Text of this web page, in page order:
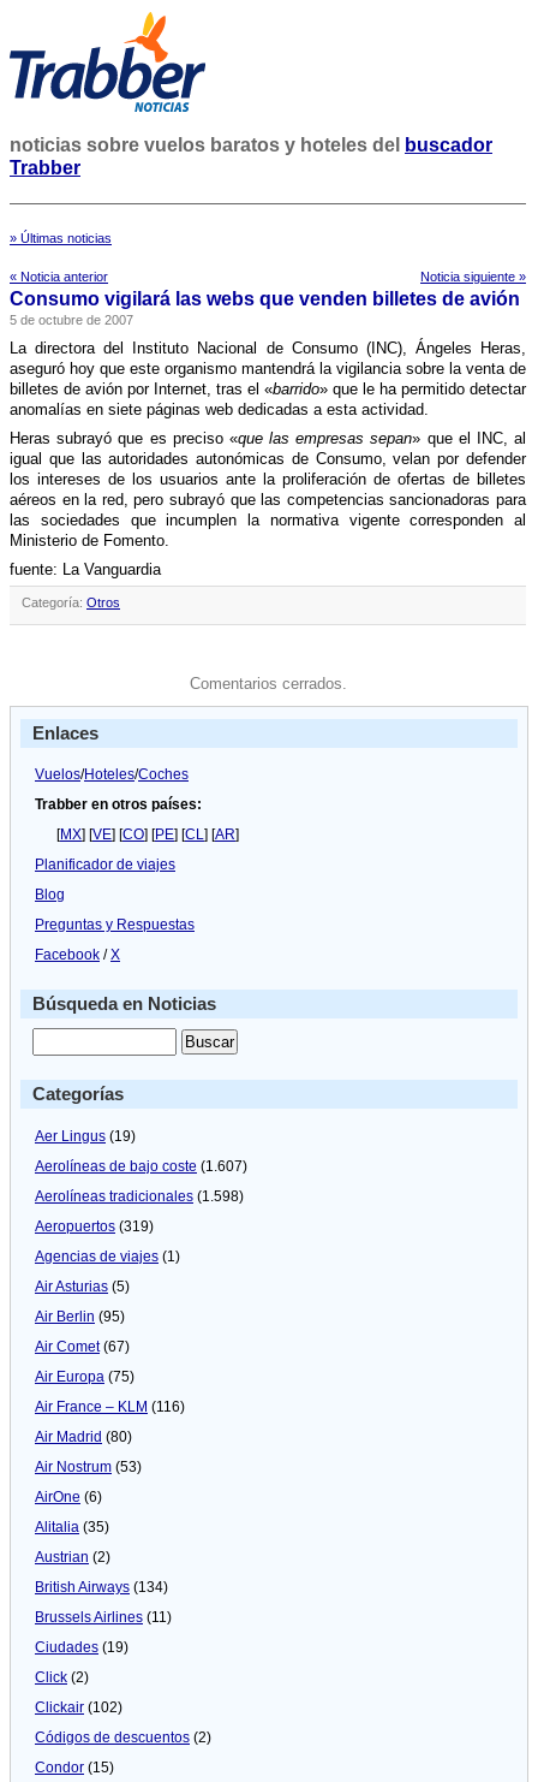
noticias sobre vuelos baratos y hoteles del
buscador
Trabber
» Últimas noticias
« Noticia anterior Noticia siguiente »
Consumo vigilará las webs que venden billetes de avión
5 de octubre de 2007
La directora del Instituto Nacional de Consumo (INC), Ángeles Heras,
aseguró hoy que este organismo mantendrá la vigilancia sobre la venta de
billetes de avión por Internet, tras el «barrido» que le ha permitido detectar
anomalí­as en siete páginas web dedicadas a esta actividad.
Heras subrayó que es preciso «que las empresas sepan» que el INC, al
igual que las autoridades autonómicas de Consumo, velan por defender
los intereses de los usuarios ante la proliferación de ofertas de billetes
aéreos en la red, pero subrayó que las competencias sancionadoras para
las sociedades que incumplen la normativa vigente corresponden al
Ministerio de Fomento.
fuente: La Vanguardia
Categoría: Otros
Comentarios cerrados.
Enlaces
Vuelos/Hoteles/Coches
Trabber en otros países:
[MX] [VE] [CO] [PE] [CL] [AR]
Planificador de viajes
Blog
Preguntas y Respuestas
Facebook /X
Búsqueda en Noticias
Categorías
Aer Lingus (19)
Aerolíneas de bajo coste (1.607)
Aerolíneas tradicionales (1.598)
Aeropuertos (319)
Agencias de viajes (1)
Air Asturias (5)
Air Berlin (95)
Air Comet(67)
Air Europa (75)
Air France – KLM (116)
Air Madrid (80)
Air Nostrum (53)
AirOne (6)
Alitalia (35)
Austrian (2)
British Airways (134)
Brussels Airlines (11)
Ciudades (19)
Click (2)
Clickair (102)
Códigos de descuentos (2)
Condor (15)